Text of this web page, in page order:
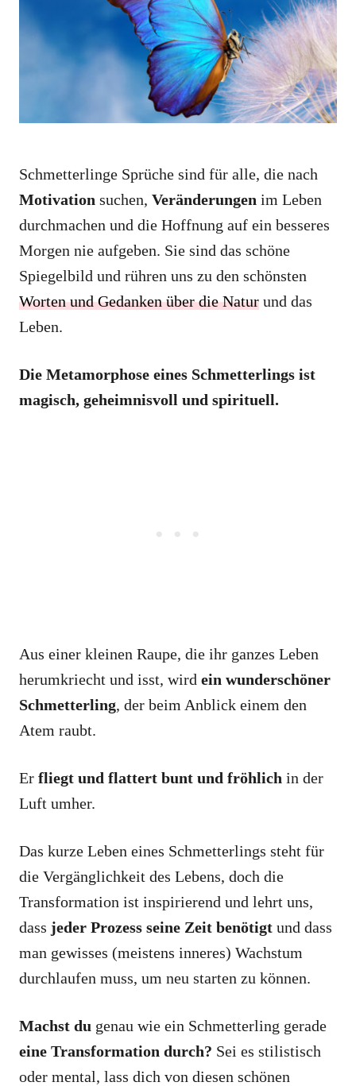
Schmetterlinge Sprüche sind für alle, die nach
Motivation suchen, Veränderungen im Leben
durchmachen und die Hoffnung auf ein besseres
Morgen nie aufgeben. Sie sind das schöne
Spiegelbild und rühren uns zu den schönsten
Worten und Gedanken über die Natur und das
Leben.
Die Metamorphose eines Schmetterlings ist
magisch, geheimnisvoll und spirituell.
Aus einer kleinen Raupe, die ihr ganzes Leben
herumkriecht und isst, wird ein wunderschöner
Schmetterling, der beim Anblick einem den
Atem raubt.
Er fliegt und flattert bunt und fröhlich in der
Luft umher.
Das kurze Leben eines Schmetterlings steht für
die Vergänglichkeit des Lebens, doch die
Transformation ist inspirierend und lehrt uns,
dass jeder Prozess seine Zeit benötigt und dass
man gewisses (meistens inneres) Wachstum
durchlaufen muss, um neu starten zu können.
Machst du genau wie ein Schmetterling gerade
eine Transformation durch? Sei es stilistisch
oder mental, lass dich von diesen schönen